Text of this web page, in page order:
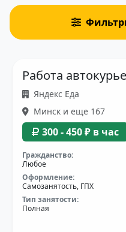
Работа
Яндекс Еда
Минск и еще 167
300 - 450 ₽ в час
Гражданство:
Любое
Оформление:
Самозанятость, ГПХ
Тип занятости:
Полная